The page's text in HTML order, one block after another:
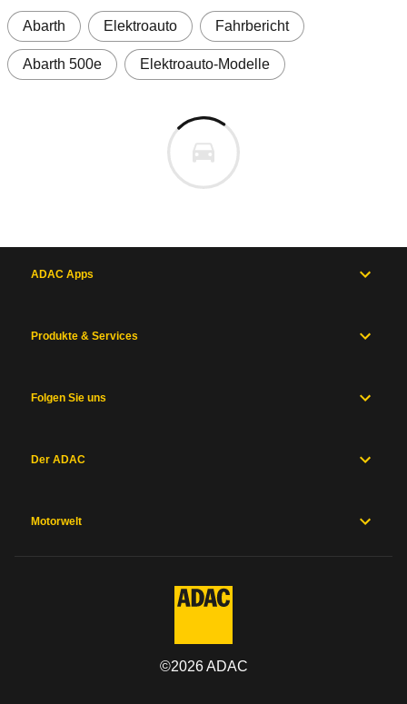
Abarth Elektroauto Fahrbericht
Abarth 500e Elektroauto-Modelle
ADAC Apps
Produkte & Services
Folgen Sie uns
Der ADAC
Motorwelt
©2026ADAC